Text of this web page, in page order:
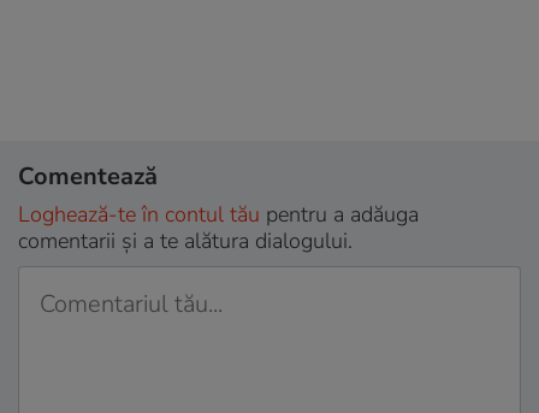
Comentează
Loghează-te în contul tău pentru a adăuga
comentarii și a te alătura dialogului.